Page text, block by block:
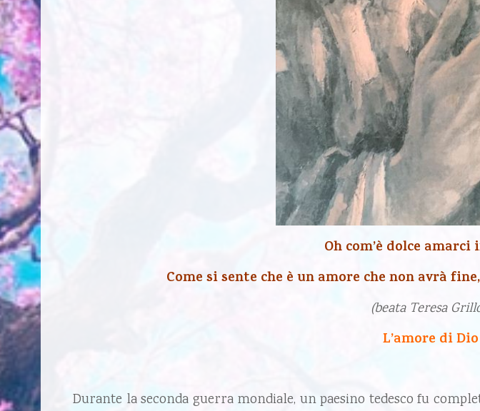
Oh com’è dolce
Come si sente che è un amore che non avrà
(beata Teresa
L’amore di
Durante la seconda guerra mondiale, un paesino tedesco fu